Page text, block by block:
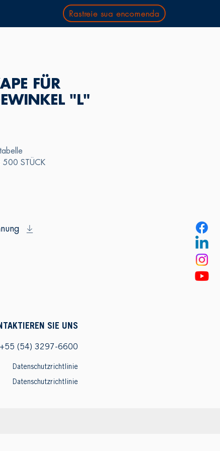
Rastreie sua encomenda
FÜR
"L"
500 STÜCK
SIE UNS
+55 (54) 3297-6600
Datenschutzrichtlinie
Datenschutzrichtlinie